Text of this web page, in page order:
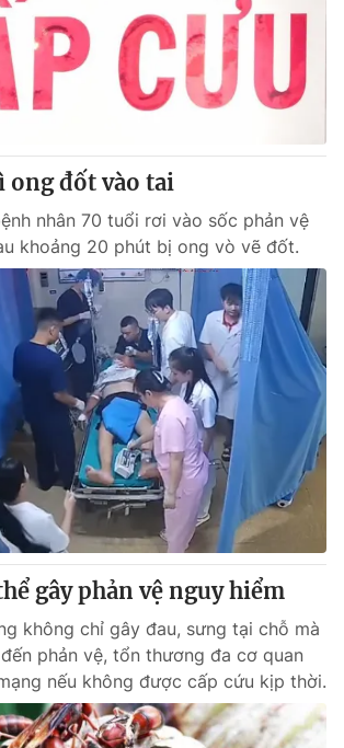
Đài Truyền hình Việt Nam
Thời báo VTV
báo in và báo điện tử số 483/GP-BTTTT
Thanh Thủy
Nguyễn Thị Mỹ Hạnh, Phạm Quốc Thắng,
355 931 - 024.38 355 932
VTV:024.66 897 897
024-7300.7108
mọi hình thức nếu không có sự chấp
Ghi rõ nguồn VTV.vn khi phát hành lại
này.
ong đốt vào tai
nhân 70 tuổi rơi vào sốc phản vệ
khoảng 20 phút bị ong vò vẽ đốt.
gây phản vệ nguy hiểm
không chỉ gây đau, sưng tại chỗ mà
phản vệ, tổn thương đa cơ quan
nếu không được cấp cứu kịp thời.